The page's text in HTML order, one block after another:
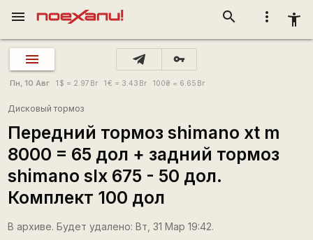
more_vert accessibility_new
search
menu
vpn_key
Пн, 10 Авг 1 $ = 2.97 Br 1€ = 3.43 Br 100₴ = 6.65 Br
Дисковый тормоз
Передний тормоз shimano xt m
8000 = 65 дол + задний тормоз
shimano slx 675 - 50 дол.
Комплект 100 дол
В архиве. Будет удалено: Вт, 31 Мар 19:42.